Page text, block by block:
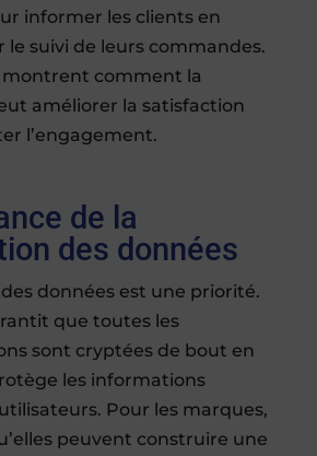
informer les clients en
le suivi de leurs commandes.
montrent comment la
améliorer la satisfaction
l’engagement.
de la
des données
données est une priorité.
que toutes les
sont cryptées de bout en
les informations
Pour les marques,
peuvent construire une